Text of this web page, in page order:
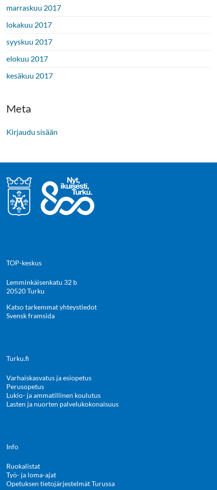
marraskuu 2017
lokakuu 2017
syyskuu 2017
elokuu 2017
kesäkuu 2017
Meta
Kirjaudu sisään
TOP-keskus
Lemminkäisenkatu 32 b
20520 Turku
Katso tarkemmat yhteystiedot
Svensk framsida
Turku.fi
Varhaiskasvatus ja esiopetus
Perusopetus
Lukio- ja ammatillinen koulutus
Lasten ja nuorten palvelukokonaisuus
Info
Ruokalistat
Työ- ja loma-ajat
Opetuksen tietojärjestelmät Turussa